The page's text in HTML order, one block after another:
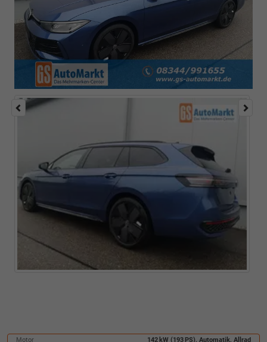
Motor
142 kW (193 PS), Automatik, Allrad